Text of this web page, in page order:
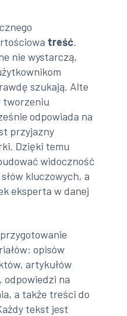
treść.
nie wystarczą,
szukają. Alte
tworzeniu
odpowiada na
przyjazny
Dzięki temu
widoczność
kluczowych, a
eksperta w danej
opisów
artykułów
odpowiedzi na
a także treści do
tekst jest